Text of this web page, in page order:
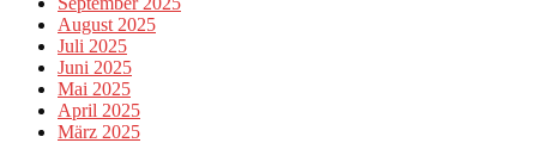
August 2025
Juli 2025
Juni 2025
Mai 2025
April 2025
März 2025